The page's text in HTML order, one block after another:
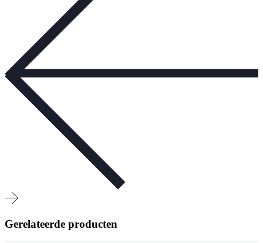
Gerelateerde producten